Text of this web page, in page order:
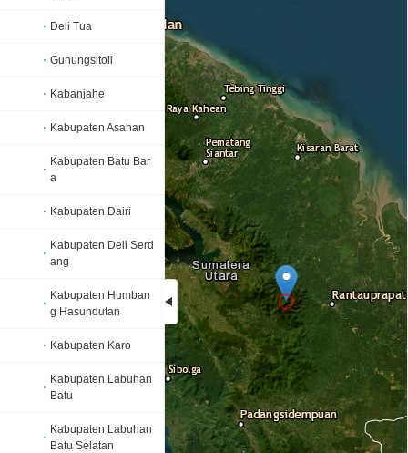
Deli Tua
Gunungsitoli
Kabanjahe
Kabupaten Asahan
Kabupaten Batu Bar
a
Kabupaten Dairi
Kabupaten Deli Serd
ang
Kabupaten Humban
g Hasundutan
Kabupaten Karo
Kabupaten Labuhan
Batu
Kabupaten Labuhan
Batu Selatan
Loading...